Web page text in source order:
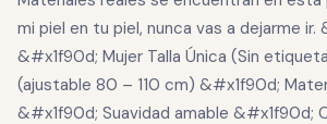
mi piel en tu piel, nunca vas a dejarme
&#x1f90d; Mujer Talla Única (Sin
(ajustable 80 – 110 cm) &#x1f90d;
&#x1f90d; Suavidad amable &#x1f90d;